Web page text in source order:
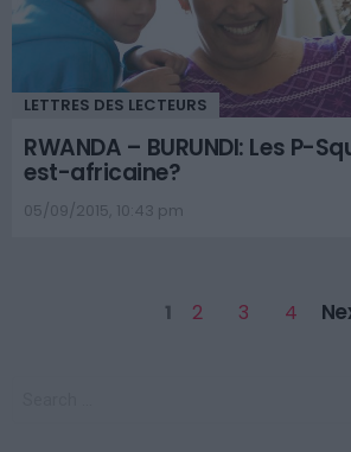
LETTRES DES LECTEURS
RWANDA – BURUNDI: Les P-
est-africaine?
05/09/2015, 10:43 pm
1 2 3 4